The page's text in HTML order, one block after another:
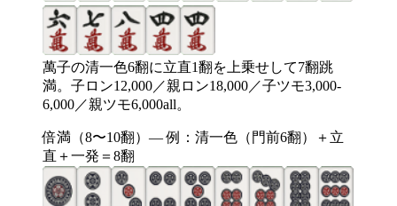
萬子の清一色6翻に立直1翻を上乗せして7翻跳
満。子ロン12,000／親ロン18,000／子ツモ3,000-
6,000／親ツモ6,000all。
倍満（8〜10翻）— 例：清一色（門前6翻）＋立
直＋一発＝8翻